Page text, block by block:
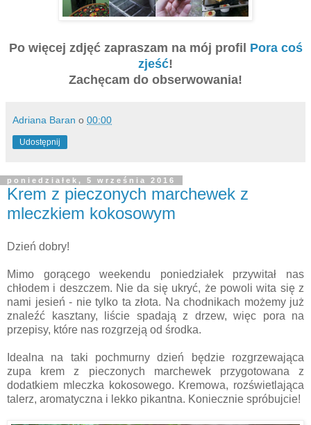
Po więcej zdjęć zapraszam na mój profil Pora coś
zjeść!
Zachęcam do obserwowania!
Adriana Baran o 00:00
Udostępnij
poniedziałek, 5 września 2016
Krem z pieczonych marchewek z
mleczkiem kokosowym
Dzień dobry!
Mimo gorącego weekendu poniedziałek przywitał nas
chłodem i deszczem. Nie da się ukryć, że powoli wita się z
nami jesień - nie tylko ta złota. Na chodnikach możemy już
znaleźć kasztany, liście spadają z drzew, więc pora na
przepisy, które nas rozgrzeją od środka.
Idealna na taki pochmurny dzień będzie rozgrzewająca
zupa krem z pieczonych marchewek przygotowana z
dodatkiem mleczka kokosowego. Kremowa, rozświetlająca
talerz, aromatyczna i lekko pikantna. Koniecznie spróbujcie!